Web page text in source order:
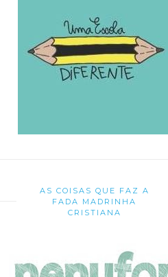
AS COISAS QUE FAZ A
FADA MADRINHA
CRISTIANA